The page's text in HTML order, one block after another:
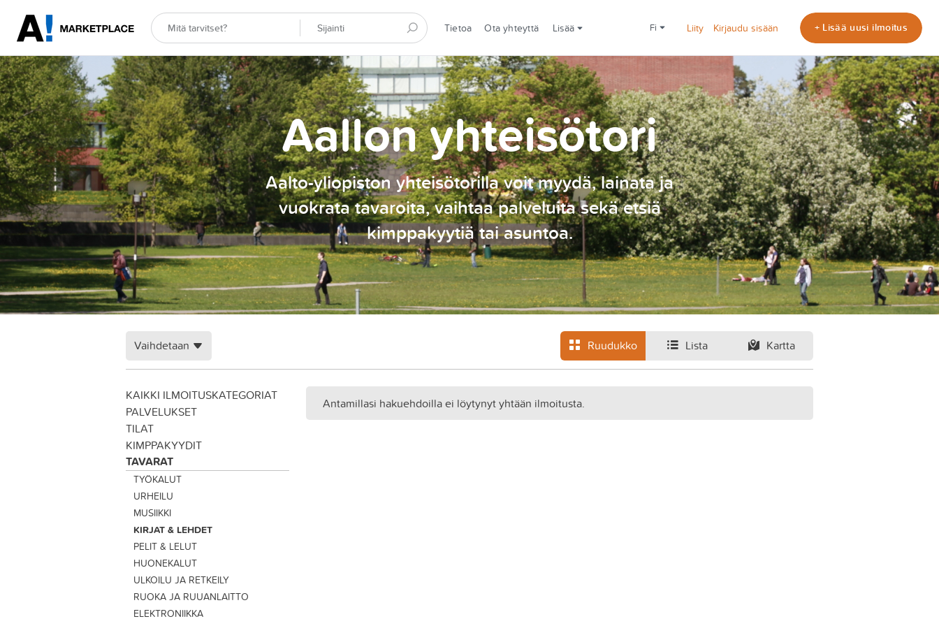
Tietoa Ota yhteyttä Lisää fi Liity Kirjaudu sisään + Lisää uusi ilmoitus
Aallon yhteisötori
Aalto-yliopiston yhteisötorilla voit myydä, lainata ja
vuokrata tavaroita, vaihtaa palveluita sekä etsiä
kimppakyytiä tai asuntoa.
Ruudukko Lista Kartta
Vaihdetaan
KAIKKI ILMOITUSKATEGORIAT
PALVELUKSET
TILAT
KIMPPAKYYDIT
TAVARAT
TYÖKALUT
URHEILU
MUSIIKKI
KIRJAT & LEHDET
PELIT & LELUT
HUONEKALUT
ULKOILU JA RETKEILY
RUOKA JA RUUANLAITTO
ELEKTRONIIKKA
Antamillasi hakuehdoilla ei löytynyt yhtään ilmoitusta.